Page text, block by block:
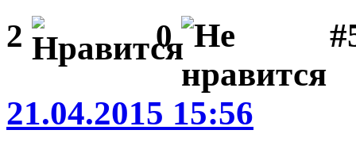
2 0
21.04.2015 15:56